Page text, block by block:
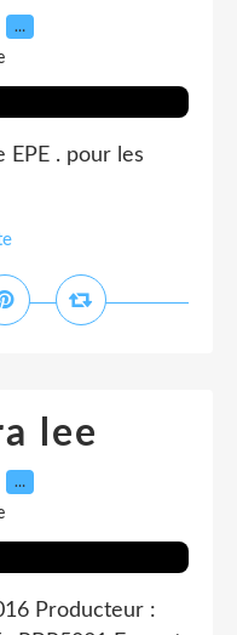
…
EPE . pour les
lee
…
Producteur :